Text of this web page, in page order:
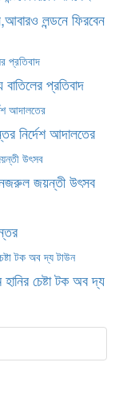
লন্ডনে ফিরবেন
বাতিলের প্রতিবাদ
নির্দেশ আদালতের
নজরুল জয়ন্তী উৎসব
চেষ্টা টক অব দ্য